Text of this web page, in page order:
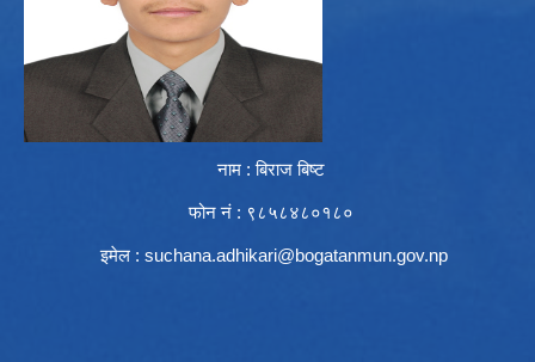
नाम : बिराज बिष्ट
फोन नं : ९८५८४८०१८०
इमेल : suchana.adhikari@bogatanmun.gov.np